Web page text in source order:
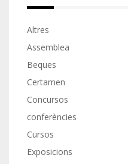
Altres
Assemblea
Beques
Certamen
Concursos
conferències
Cursos
Exposicions